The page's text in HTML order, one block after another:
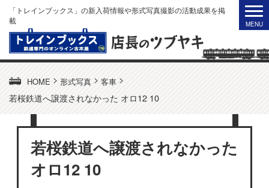
「トレインブックス」の新入荷情報や形式写真撮影の活動成果を掲
載
HOME > 形式写真 > 客車 >
若桜鉄道へ譲渡されなかった オロ12 10
若桜鉄道へ譲渡されなかった
オロ12 10